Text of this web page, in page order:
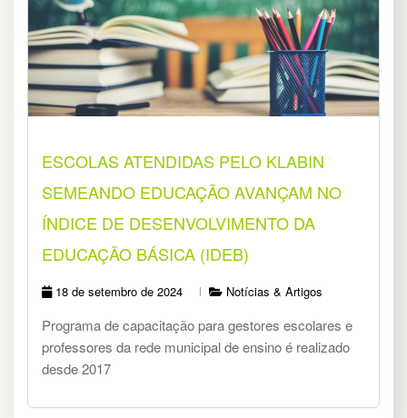
ESCOLAS ATENDIDAS PELO KLABIN
SEMEANDO EDUCAÇÃO AVANÇAM NO
ÍNDICE DE DESENVOLVIMENTO DA
EDUCAÇÃO BÁSICA (IDEB)
18 de setembro de 2024 Notícias & Artigos
Programa de capacitação para gestores escolares e
professores da rede municipal de ensino é realizado
desde 2017